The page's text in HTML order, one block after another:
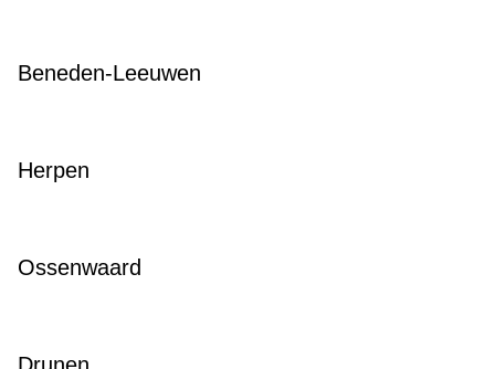
Beneden-Leeuwen
Herpen
Ossenwaard